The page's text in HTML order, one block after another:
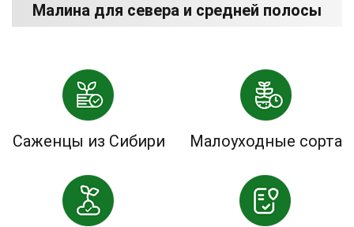
Малина для севера и средней полосы
Саженцы из Сибири Малоуходные сорта